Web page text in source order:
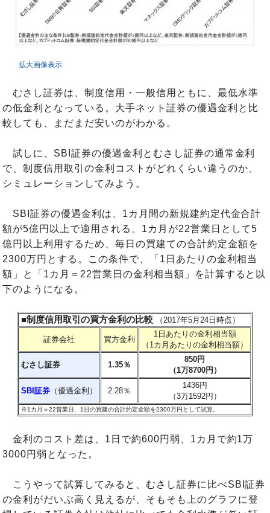
拡大画像表示
むさし証券は、制度信用・一般信用ともに、最低水準
の低金利となっている。大手ネット証券の優遇金利と比
較しても、まだまだ安いのがわかる。
試しに、SBI証券の優遇金利とむさし証券の通常金利
で、制度信用取引の金利コストがどれくらい違うのか、
シミュレーションしてみよう。
SBI証券の優遇金利は、1カ月間の新規建約定代金合計
額が5億円以上で適用される。1カ月が22営業日として5
億円以上利用するため、毎日の買建ての合計約定金額を
2300万円とする。この条件で、「1日あたりの金利相当
額」と「1カ月＝22営業日の金利相当額」を計算すると以
下のようになる。
■制度信用取引の買方金利の比較 （2017年5月24日時点）
証券会社 買方金利
1日あたりの金利相当額
（1カ月あたりの金利相当額）
むさし証券 1.35％
850円
（1万8700円）
SBI証券 （優遇金利） 2.28％
1436円
（3万1592円）
※1カ月＝22営業日、1日の買建の合計約定金額を2300万円として試算。
金利のコスト差は、1日で約600円弱、1カ月で約1万
3000円弱となった。
こうやって試算してみると、むさし証券に比べSBI証券
の金利がだいぶ高く見えるが、そもそも上のグラフに登